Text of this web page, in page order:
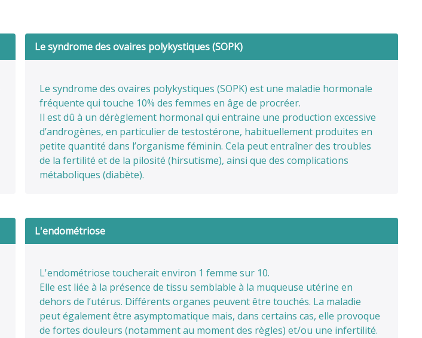
Le syndrome des ovaires polykystiques (SOPK)
Le syndrome des ovaires polykystiques (SOPK) est une maladie hormonale
fréquente qui touche 10% des femmes en âge de procréer.
Il est dû à un dérèglement hormonal qui entraine une production excessive
d’androgènes, en particulier de testostérone, habituellement produites en
petite quantité dans l’organisme féminin. Cela peut entraîner des troubles
de la fertilité et de la pilosité (hirsutisme), ainsi que des complications
métaboliques (diabète).
L'endométriose
L'endométriose toucherait environ 1 femme sur 10.
Elle est liée à la présence de tissu semblable à la muqueuse utérine en
dehors de l’utérus. Différents organes peuvent être touchés. La maladie
peut également être asymptomatique mais, dans certains cas, elle provoque
de fortes douleurs (notamment au moment des règles) et/ou une infertilité.